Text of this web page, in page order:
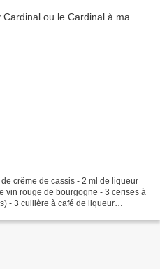
crême de cassis - 2 ml de liqueur
vin rouge de bourgogne - 3 cerises à
- 3 cuillère à café de liqueur